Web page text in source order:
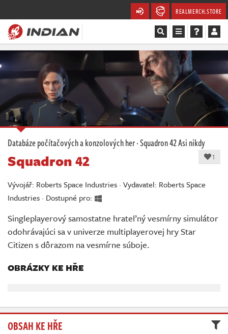
REALMERCH.STORE
Magazín
Recenze
Videa
Soutěže
Databáze
Komunita
Živě
Databáze počítačových a konzolových her·Squadron 42Asi nikdy
1
Squadron 42
Vývojář: Roberts Space Industries · Vydavatel: Roberts Space
Industries · Dostupné pro:
Singleplayerový samostatne hrateľný vesmírny simulátor
odohrávajúci sa v univerze multiplayerovej hry Star
Citizen s dôrazom na vesmírne súboje.
OBRÁZKY KE HŘE
OBSAH KE HŘE